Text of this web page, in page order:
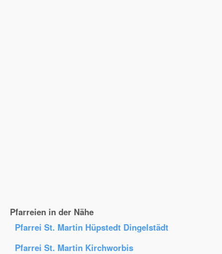
Pfarreien in der Nähe
Pfarrei St. Martin Hüpstedt Dingelstädt
Pfarrei St. Martin Kirchworbis